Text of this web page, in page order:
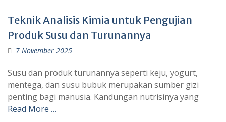
Teknik Analisis Kimia untuk Pengujian
Produk Susu dan Turunannya
7 November 2025
Susu dan produk turunannya seperti keju, yogurt,
mentega, dan susu bubuk merupakan sumber gizi
penting bagi manusia. Kandungan nutrisinya yang
Read More …